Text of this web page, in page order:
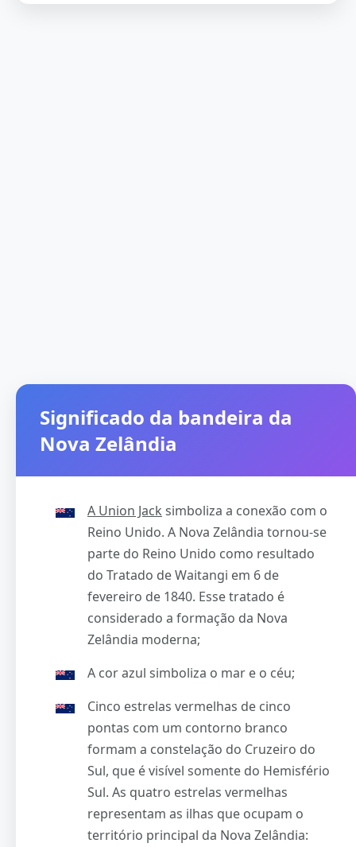
Significado da bandeira da
Nova Zelândia
A Union Jack simboliza a conexão com o
Reino Unido. A Nova Zelândia tornou-se
parte do Reino Unido como resultado
do Tratado de Waitangi em 6 de
fevereiro de 1840. Esse tratado é
considerado a formação da Nova
Zelândia moderna;
A cor azul simboliza o mar e o céu;
Cinco estrelas vermelhas de cinco
pontas com um contorno branco
formam a constelação do Cruzeiro do
Sul, que é visível somente do Hemisfério
Sul. As quatro estrelas vermelhas
representam as ilhas que ocupam o
território principal da Nova Zelândia: